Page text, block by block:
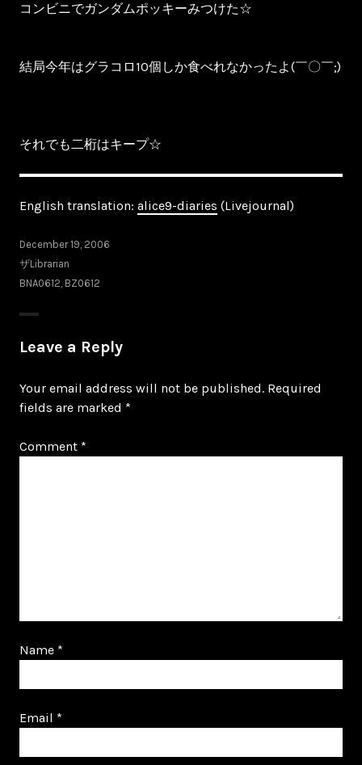
コンビニでガンダムポッキーみつけた☆
結局今年はグラコロ10個しか食べれなかったよ(￣〇￣;)
それでも二桁はキープ☆
English translation: alice9-diaries (Livejournal)
December 19, 2006
ザLibrarian
BNA0612, BZ0612
Leave a Reply
Your email address will not be published. Required
fields are marked *
Comment *
Name *
Email *